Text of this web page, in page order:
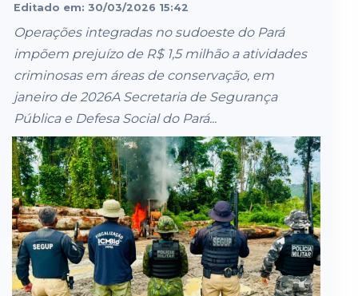
Editado em: 30/03/2026 15:42
Operações integradas no sudoeste do Pará
impõem prejuízo de R$ 1,5 milhão a atividades
criminosas em áreas de conservação, em
janeiro de 2026A Secretaria de Segurança
Pública e Defesa Social do Pará...